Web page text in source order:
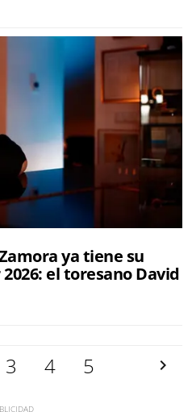
ya tiene su
el toresano David
3 4 5